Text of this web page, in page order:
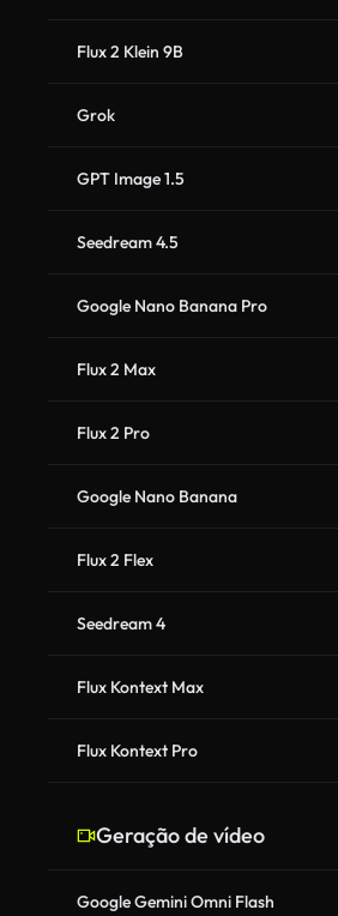
Flux 2 Klein 9B
Grok
GPT Image 1.5
Seedream 4.5
Google Nano Banana Pro
Flux 2 Max
Flux 2 Pro
Google Nano Banana
Flux 2 Flex
Seedream 4
Flux Kontext Max
Flux Kontext Pro
Geração de vídeo
Google Gemini Omni Flash